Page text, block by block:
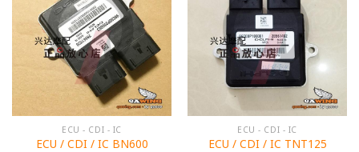
ECU - CDI - IC
ECU / CDI / IC BN600
ECU - CDI - IC
ECU / CDI / IC TNT125